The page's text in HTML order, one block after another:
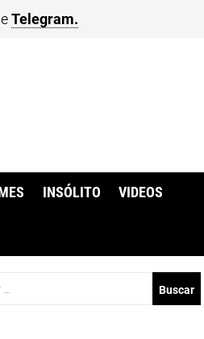
Telegram.
INSÓLITO VIDEOS